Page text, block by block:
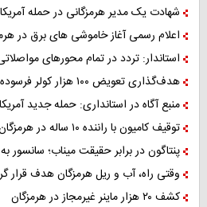
شهادت یک مدیر هرمزگانی در حمله
اعلام رسمی آغاز خاموشی های برق در
استاندار: تردد در تمام محورهای
هدف‌گذاری تعویض ۱۰۰ هزار کولر فرسوده در هرمزگان
منبع آگاه در استانداری: حمله جدید
توقیف کامیون با راننده ۱۰ ساله در هرمزگان
پنتاگون در برابر حقیقت میناب؛ سانسور
وقتی راه، آب و ریل هرمزگان هدف قرار
کشف ۲۰ هزار ماینر غیرمجاز در هرمزگان